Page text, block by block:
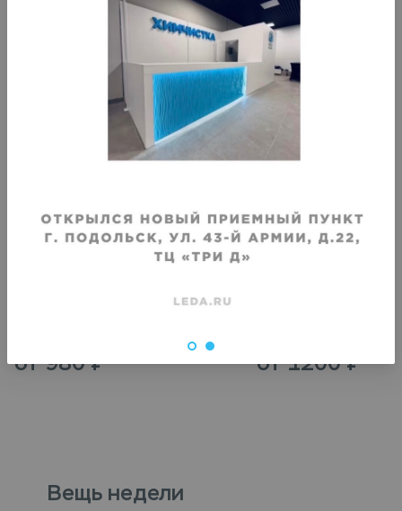
Вшивание молний
Молния в карманы (текстиль)
от980 ₽
Вшивание молний
от1200 ₽
Вещь недели